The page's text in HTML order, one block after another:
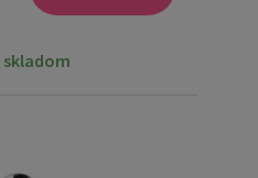
skladom